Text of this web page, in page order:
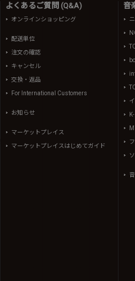
よくあるご質問 (Q&A)
オンラインショッピング
配送単位
注文の確認
キャンセル
交換・返品
For International Customers
お知らせ
マーケットプレイス
マーケットプレイスはじめてガイド
音